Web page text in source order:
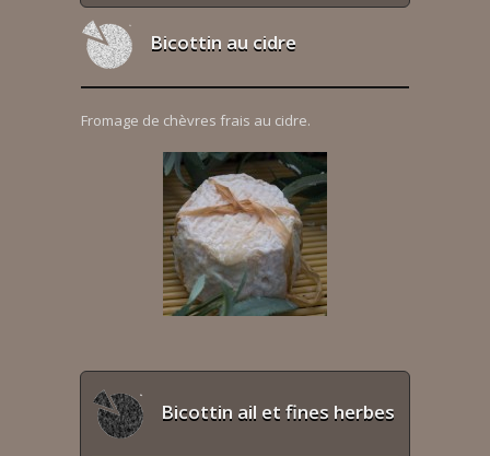
Bicottin au cidre
Fromage de chèvres frais au cidre.
Bicottin ail et fines herbes